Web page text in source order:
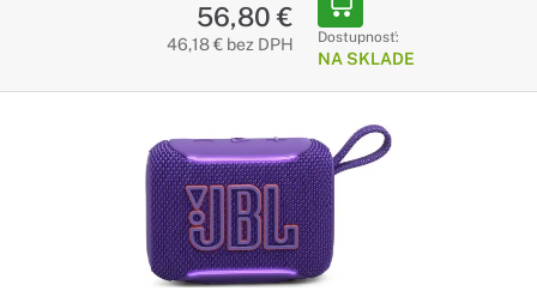
56,80 €
46,18 € bez DPH Dostupnosť:
NA SKLADE